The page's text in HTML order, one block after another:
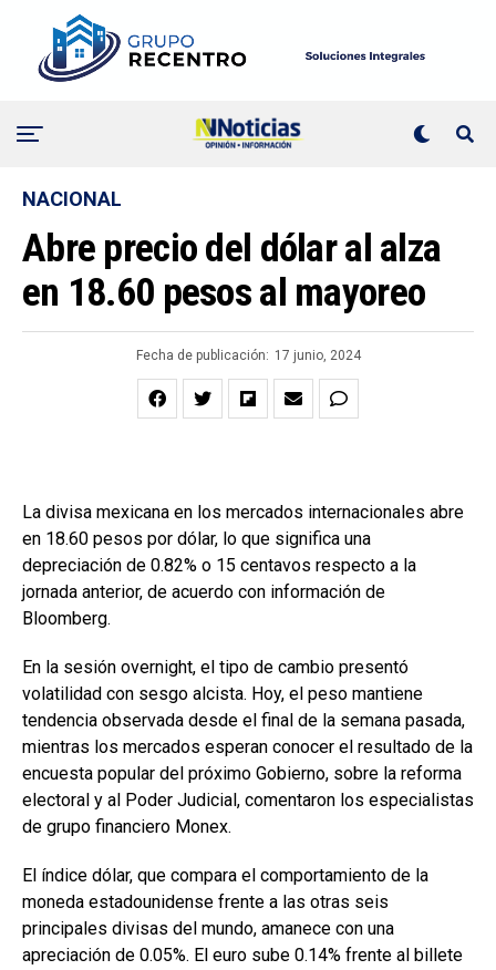
NACIONAL
Abre precio del dólar al alza
en 18.60 pesos al mayoreo
Fecha de publicación: 17 junio, 2024
La divisa mexicana en los mercados internacionales abre
en 18.60 pesos por dólar, lo que significa una
depreciación de 0.82% o 15 centavos respecto a la
jornada anterior, de acuerdo con información de
Bloomberg.
En la sesión overnight, el tipo de cambio presentó
volatilidad con sesgo alcista. Hoy, el peso mantiene
tendencia observada desde el final de la semana pasada,
mientras los mercados esperan conocer el resultado de la
encuesta popular del próximo Gobierno, sobre la reforma
electoral y al Poder Judicial, comentaron los especialistas
de grupo financiero Monex.
El índice dólar, que compara el comportamiento de la
moneda estadounidense frente a las otras seis
principales divisas del mundo, amanece con una
apreciación de 0.05%. El euro sube 0.14% frente al billete